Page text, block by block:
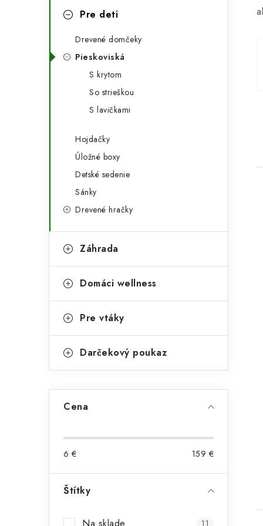
n
e
Pre deti
Drevené domčeky
Pieskoviská
S krytom
So strieškou
S lavičkami
Hojdačky
Úložné boxy
Detské sedenie
Sánky
Drevené hračky
Záhrada
Domáci wellness
Pre vtáky
Darčekový poukaz
Cena
6 € 159 €
Štítky
11